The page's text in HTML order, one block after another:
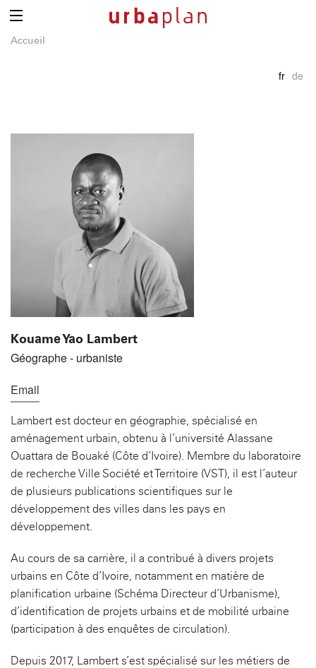
Accueil
fr de
Kouame Yao Lambert
Géographe - urbaniste
Email
Lambert est docteur en géographie, spécialisé en
aménagement urbain, obtenu à l’université Alassane
Ouattara de Bouaké (Côte d’Ivoire). Membre du laboratoire
de recherche Ville Société et Territoire (VST), il est l’auteur
de plusieurs publications scientifiques sur le
développement des villes dans les pays en
développement.
Au cours de sa carrière, il a contribué à divers projets
urbains en Côte d’Ivoire, notamment en matière de
planification urbaine (Schéma Directeur d’Urbanisme),
d’identification de projets urbains et de mobilité urbaine
(participation à des enquêtes de circulation).
Depuis 2017, Lambert s’est spécialisé sur les métiers de